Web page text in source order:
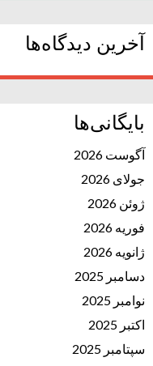
آخرین دیدگاه‌ها
بایگانی‌ها
آگوست 2026
جولای 2026
ژوئن 2026
فوریه 2026
ژانویه 2026
دسامبر 2025
نوامبر 2025
اکتبر 2025
سپتامبر 2025